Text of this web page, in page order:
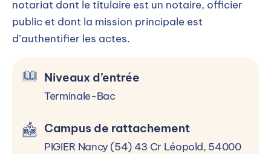
notariat dont le titulaire est un notaire, officier
public et dont la mission principale est
d’authentifier les actes.
Niveaux d’entrée
Terminale-Bac
Campus de rattachement
PIGIER Nancy (54) 43 Cr Léopold, 54000
Terminale-Bac
Le BTS CJN (ex BTS Notariat) est
baccalauréat.
Processus d’admission